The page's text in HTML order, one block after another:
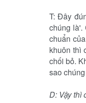
T: Ðây
chúng là'.
chuẩn
khuôn thì
chối bỏ.
sao
D: Vậy thì